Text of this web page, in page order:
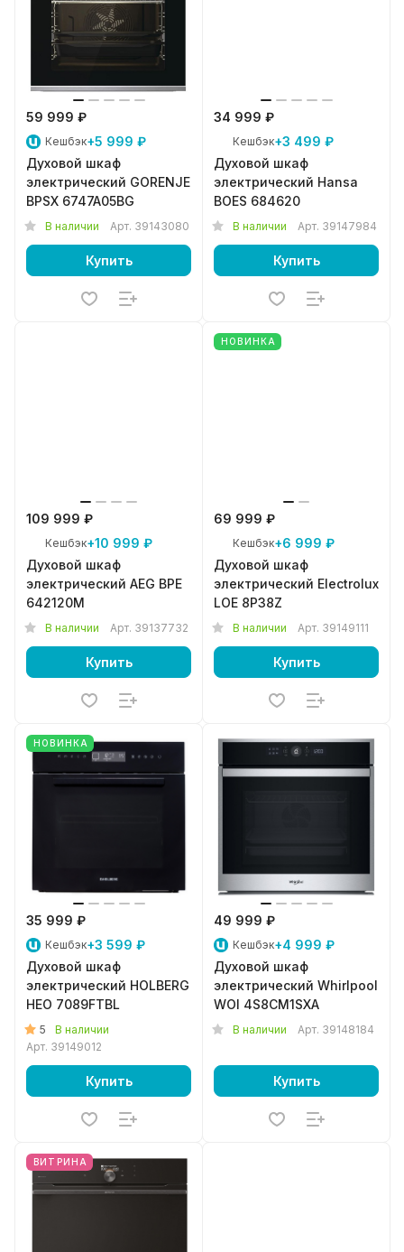
59 999 ₽
Кешбэк+5 999 ₽
Духовой шкаф
электрический GORENJE
BPSX 6747A05BG
В наличии Арт. 39143080
Купить
34 999 ₽
Кешбэк+3 499 ₽
Духовой шкаф
электрический Hansa
BOES 684620
В наличии Арт. 39147984
Купить
109 999 ₽
Кешбэк+10 999 ₽
Духовой шкаф
электрический AEG BPE
642120M
В наличии Арт. 39137732
Купить
НОВИНКА
69 999 ₽
Кешбэк+6 999 ₽
Духовой шкаф
электрический Electrolux
LOE 8P38Z
В наличии Арт. 39149111
Купить
НОВИНКА
35 999 ₽
Кешбэк+3 599 ₽
Духовой шкаф
электрический HOLBERG
HEO 7089FTBL
5
В наличии
Арт. 39149012
Купить
49 999 ₽
Кешбэк+4 999 ₽
Духовой шкаф
электрический Whirlpool
WOI 4S8CM1SXA
В наличии Арт. 39148184
Купить
ВИТРИНА